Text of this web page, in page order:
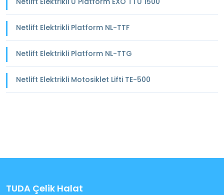
Netlift Elektrikli Platform NL-TTF
Netlift Elektrikli Platform NL-TTG
Netlift Elektrikli Motosiklet Lifti TE-500
TUDA Çelik Halat